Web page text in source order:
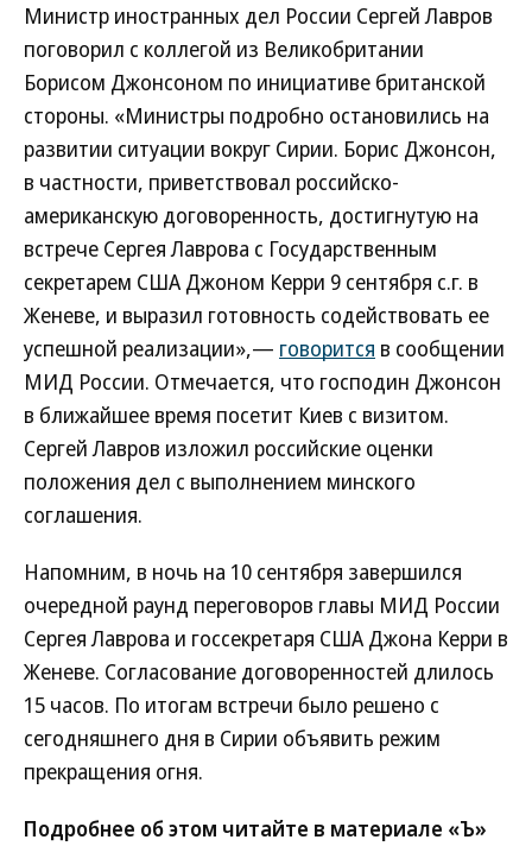
Министр иностранных дел России Сергей Лавров
поговорил с коллегой из Великобритании
Борисом Джонсоном по инициативе британской
стороны. «Министры подробно остановились на
развитии ситуации вокруг Сирии. Борис Джонсон,
в частности, приветствовал российско-
американскую договоренность, достигнутую на
встрече Сергея Лаврова с Государственным
секретарем США Джоном Керри 9 сентября с.г. в
Женеве, и выразил готовность содействовать ее
успешной реализации»,— говорится в сообщении
МИД России. Отмечается, что господин Джонсон
в ближайшее время посетит Киев с визитом.
Сергей Лавров изложил российские оценки
положения дел с выполнением минского
соглашения.
Напомним, в ночь на 10 сентября завершился
очередной раунд переговоров главы МИД России
Сергея Лаврова и госсекретаря США Джона Керри в
Женеве. Согласование договоренностей длилось
15 часов. По итогам встречи было решено с
сегодняшнего дня в Сирии объявить режим
прекращения огня.
Подробнее об этом читайте в материале «Ъ»